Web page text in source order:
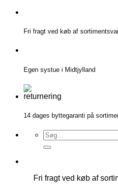
Fortsæt
indholdFri fragt ved køb af
Egen systue i Midtjylland
14 dages byttegaranti på
Søg
efter:
Fri fragt ved køb af